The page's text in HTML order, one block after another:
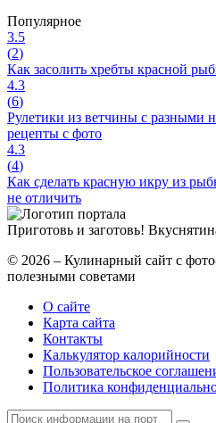
Популярное
3.5
(2)
Как засолить хребты красной
4.3
(6)
Рулетики из ветчины с
рецепты с фото
4.3
(4)
Как сделать красную икру из
не отличить
Приготовь и заготовь!
© 2026 – Кулинарный сайт с
полезными советами
О сайте
Карта сайта
Контакты
Калькулятор калорийности
Пользовательское
Политика